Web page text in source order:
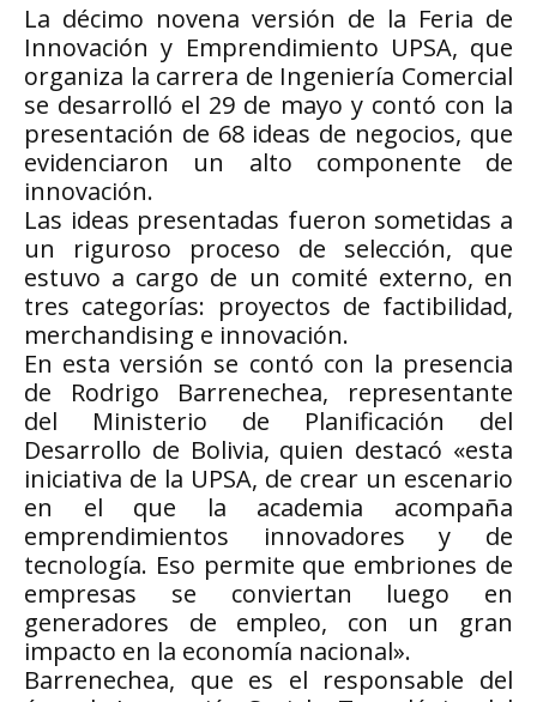
La décimo novena versión de la Feria de
Innovación y Emprendimiento UPSA, que
organiza la carrera de Ingeniería Comercial
se desarrolló el 29 de mayo y contó con la
presentación de 68 ideas de negocios, que
evidenciaron un alto componente de
innovación.
Las ideas presentadas fueron sometidas a
un riguroso proceso de selección, que
estuvo a cargo de un comité externo, en
tres categorías: proyectos de factibilidad,
merchandising e innovación.
En esta versión se contó con la presencia
de Rodrigo Barrenechea, representante
del Ministerio de Planificación del
Desarrollo de Bolivia, quien destacó «esta
iniciativa de la UPSA, de crear un escenario
en el que la academia acompaña
emprendimientos innovadores y de
tecnología. Eso permite que embriones de
empresas se conviertan luego en
generadores de empleo, con un gran
impacto en la economía nacional».
Barrenechea, que es el responsable del